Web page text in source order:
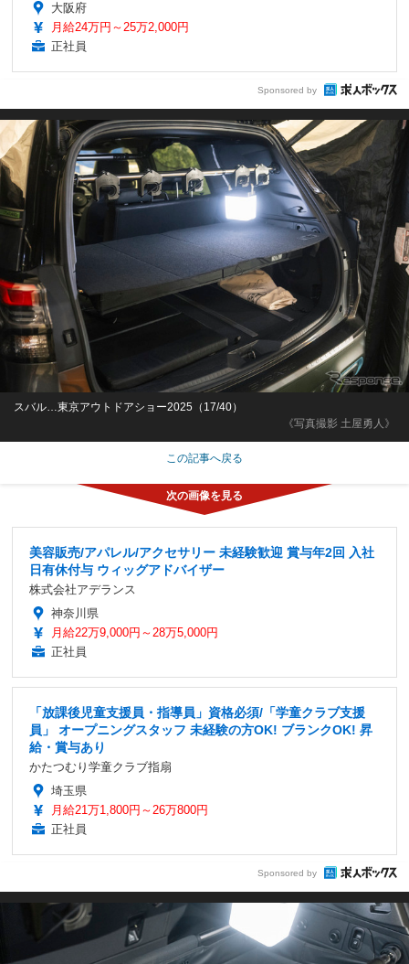
大阪府
月給24万円～25万2,000円
正社員
Sponsored by
《写真撮影 土屋勇人》
スバル…東京アウトドアショー2025（17/40）
この記事へ戻る
美容販売/アパレル/アクセサリー 未経験歓迎 賞与年2回 入社
日有休付与 ウィッグアドバイザー
株式会社アデランス
神奈川県
月給22万9,000円～28万5,000円
正社員
「放課後児童支援員・指導員」資格必須/「学童クラブ支援
員」 オープニングスタッフ 未経験の方OK! ブランクOK! 昇
給・賞与あり
かたつむり学童クラブ指扇
埼玉県
月給21万1,800円～26万800円
正社員
Sponsored by